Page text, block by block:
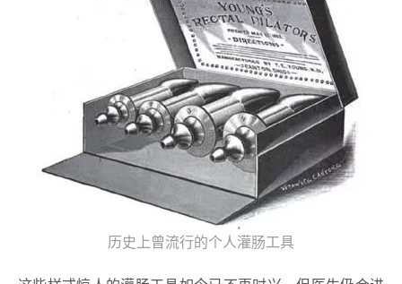
历史上曾流行的个人灌肠工具